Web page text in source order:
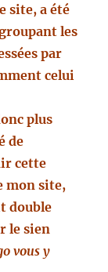
site, a été
les
par
celui
plus
de
cette
mon site,
double
le sien
vous y